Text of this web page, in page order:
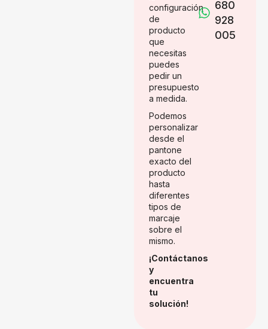
configuración
de
producto
que
necesitas
puedes
pedir un
presupuesto
a medida.
Podemos
personalizar
desde el
pantone
exacto del
producto
hasta
diferentes
tipos de
marcaje
sobre el
mismo.
¡Contáctanos
y
encuentra
tu
solución!
680
928
005